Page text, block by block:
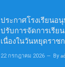
ประกาศโรงเรียนอ
ปรับการจัดการเรีย
เนื่องในวันหยุดราช
22 กรกฎาคม 2026 By